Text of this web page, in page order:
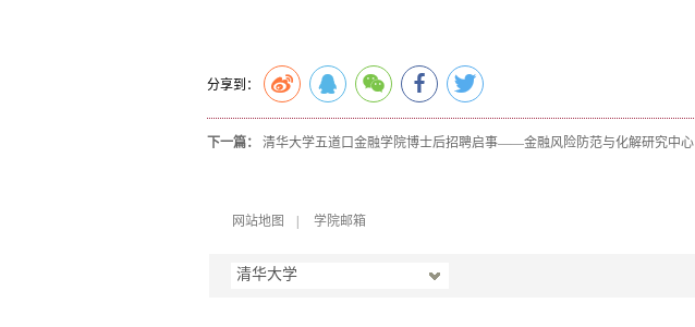
分享到：
下一篇： 清华大学五道口金融学院博士后招聘启事——金融风险防范与化解研究中心
网站地图 学院邮箱
清华大学